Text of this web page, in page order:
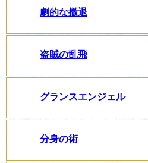
劇的な撤退
盗賊の乱飛
グランスエンジェル
分身の術